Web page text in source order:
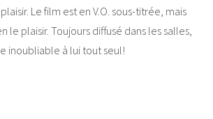
Le film est en V.O. sous-titrée, mais
le plaisir. Toujours diffusé dans les salles,
inoubliable à lui tout seul!